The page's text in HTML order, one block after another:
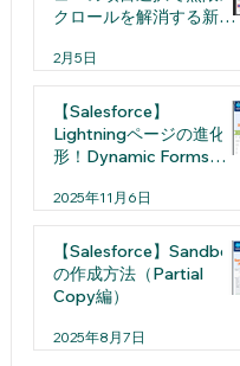
クロールを解消する新機
2月5日
【Salesforce】
Lightningページの進化
形！Dynamic Formsと
2025年11月6日
【Salesforce】Sandbox
の作成方法（Partial
Copy編）
2025年8月7日